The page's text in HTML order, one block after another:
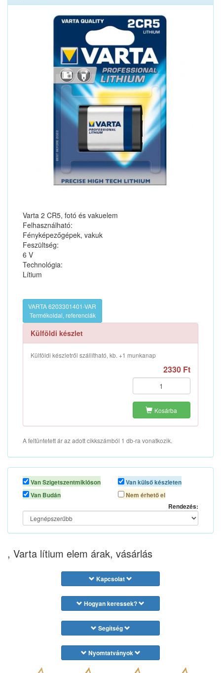
Varta 2 CR5, fotó és vakuelem
Felhasználható:
Fényképezőgépek, vakuk
Feszültség:
6 V
Technológia:
Lítium
VARTA 6203301401-VAR
Termékoldal, referenciák
Külföldi készlet
Külföldi készletről szállítható, kb. +1 munkanap
2330 Ft
Kosárba
A feltüntetett ár az adott cikkszámból 1 db-ra vonatkozik.
Van Szigetszentmiklóson
Van Budán
Van külső készleten
Nem érhető el
Rendezés:
, Varta lítium elem árak, vásárlás
Kapcsolat
Hogyan keressek?
Segítség
Nyomtatványok